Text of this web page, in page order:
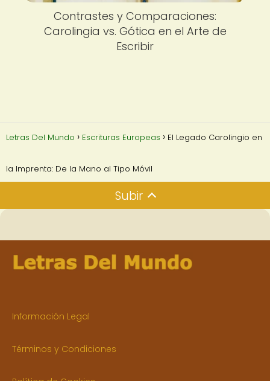
Contrastes y Comparaciones:
Carolingia vs. Gótica en el Arte de
Escribir
Letras Del Mundo Escrituras Europeas El Legado Carolingio en
la Imprenta: De la Mano al Tipo Móvil
Subir
Información Legal
Términos y Condiciones